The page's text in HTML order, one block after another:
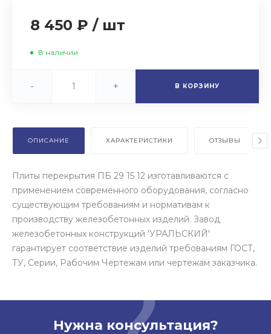
8 450 ₽ / шт
В наличии
- + В КОРЗИНУ
ОПИСАНИЕ ХАРАКТЕРИСТИКИ ОТЗЫВЫ
Плиты перекрытия ПБ 29 15 12 изготавливаются с
применением современного оборудования, согласно
существующим требованиям и нормативам к
производству железобетонных изделий. Завод
железобетонных конструкций 'УРАЛЬСКИЙ'
гарантирует соответствие изделий требованиям ГОСТ,
ТУ, Серии, Рабочим Чертежам или чертежам заказчика.
Нужна консультация?